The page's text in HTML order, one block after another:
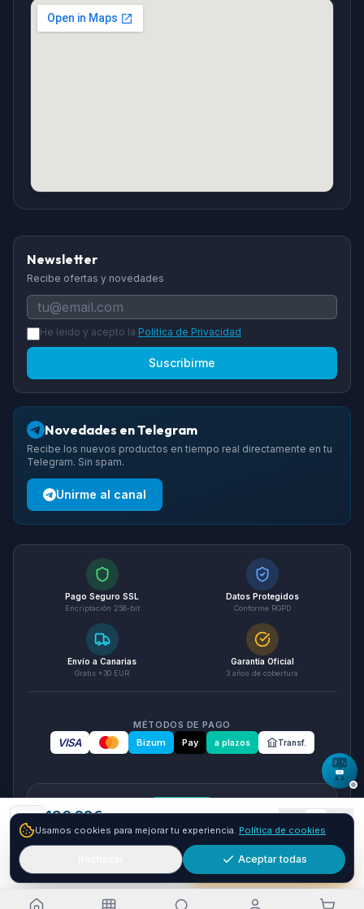
136.62€
Envío GRATIS 24-72h
Comprar ya
Newsletter
Recibe ofertas y novedades
He leido y acepto la Politica de Privacidad
Suscribirme
Novedades en Telegram
Recibe los nuevos productos en tiempo real directamente en tu
Telegram. Sin spam.
Unirme al canal
Pago Seguro SSL
Encriptación 256-bit
Datos Protegidos
Conforme RGPD
Envío a Canarias
Gratis +30 EUR
Garantía Oficial
3 años de cobertura
MÉTODOS DE PAGO
VISA Bizum Pay a plazos Transf.
seQura
Paga a plazos con seQura
Fracciona tu compra en 3, 6 o 12 plazos. Financiacion sujeta
a aprobacion por seQura. Sin papeleo y con respuesta
inmediata.
Como funciona
Usamos cookies para mejorar tu experiencia. Política de cookies
Aceptar todas